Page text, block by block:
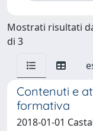
Mostrati risultati
di 3
Contenuti e
formativa
2018-01-01